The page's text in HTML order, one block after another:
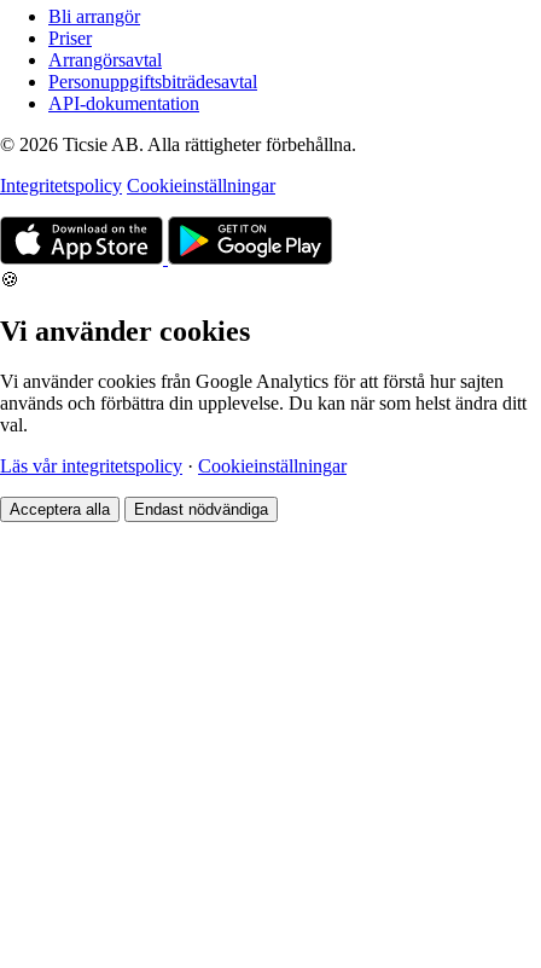
Bli arrangör
Priser
Arrangörsavtal
Personuppgiftsbiträdesavtal
API-dokumentation
© 2026 Ticsie AB. Alla rättigheter förbehållna.
Integritetspolicy Cookieinställningar
🍪
Vi använder cookies
Vi använder cookies från Google Analytics för att förstå hur sajten
används och förbättra din upplevelse. Du kan när som helst ändra ditt
val.
Läs vår integritetspolicy · Cookieinställningar
Acceptera alla Endast nödvändiga